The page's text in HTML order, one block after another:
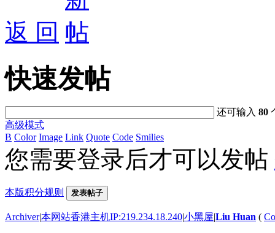
返 回
快速发帖
还可输入80
高级模式
B Color Image Link Quote Code Smilies
您需要登录后才可以发帖
本版积分规则 发表帖子
Archiver|本网站香港主机IP:219.234.18.240|小黑屋|Liu Huan (